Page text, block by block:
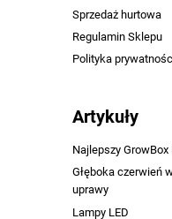
Sprzedaż hurtowa
Regulamin Sklepu
Polityka
Artykuły
Najlepszy
Głęboka czerwień
uprawy
Lampy LED